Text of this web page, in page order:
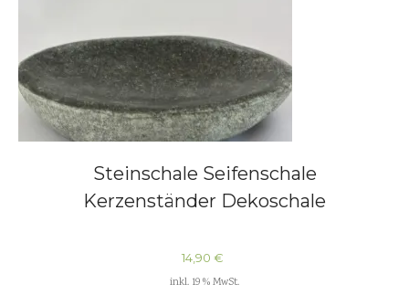
Steinschale Seifenschale
Kerzenständer Dekoschale
14,90 €
inkl. 19 % MwSt.